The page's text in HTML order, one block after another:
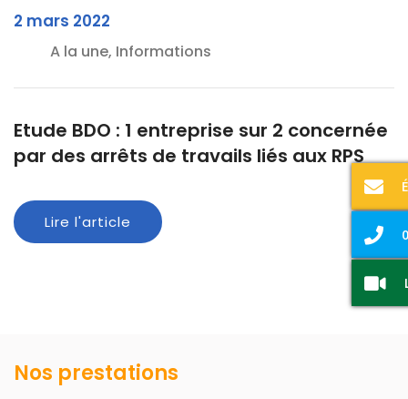
2 mars 2022
A la une, Informations
Etude BDO : 1 entreprise sur 2 concernée
par des arrêts de travails liés aux RPS
Lire l'article
Nos prestations